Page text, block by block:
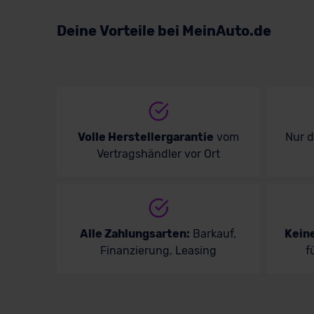
Volvo
Deine Vorteile bei MeinAuto.de
Volle Herstellergarantie vom
Vertragshändler vor Ort
Nur
Alle Zahlungsarten: Barkauf,
Finanzierung, Leasing